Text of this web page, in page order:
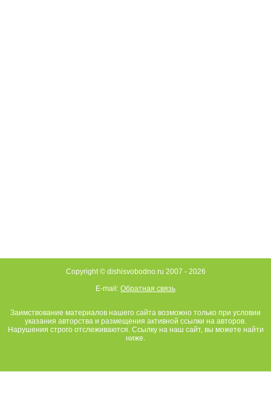
Copyright © dishisvobodno.ru 2007 - 2026
E-mail: Обратная связь
Заимствование материалов нашего сайта возможно только при условии
указания авторства и размещения активной ссылки на авторов.
Нарушения строго отслеживаются. Ссылку на наш сайт, вы можете найти
ниже.